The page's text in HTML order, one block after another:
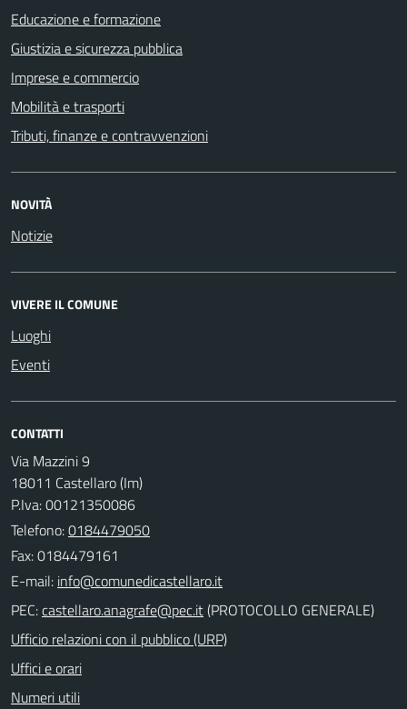
Educazione e formazione
Giustizia e sicurezza pubblica
Imprese e commercio
Mobilità e trasporti
Tributi, finanze e contravvenzioni
NOVITÀ
Notizie
VIVERE IL COMUNE
Luoghi
Eventi
CONTATTI
Via Mazzini 9
18011 Castellaro (Im)
P.Iva: 00121350086
Telefono:0184479050
Fax: 0184479161
E-mail:
PEC:
(PROTOCOLLO GENERALE)
Ufficio relazioni con il pubblico (URP)
Uffici e orari
Numeri utili